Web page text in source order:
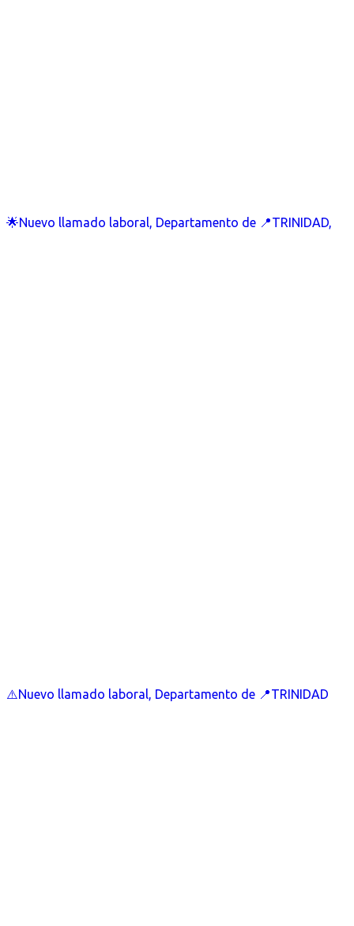
🌟Nuevo llamado laboral, Departamento de 📍TRINIDAD,
⚠️Nuevo llamado laboral, Departamento de 📍TRINIDAD